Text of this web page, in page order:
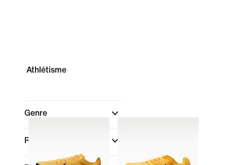
Athlétisme
Genre
Rechercher par prix